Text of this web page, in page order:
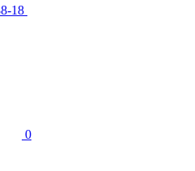
18
0